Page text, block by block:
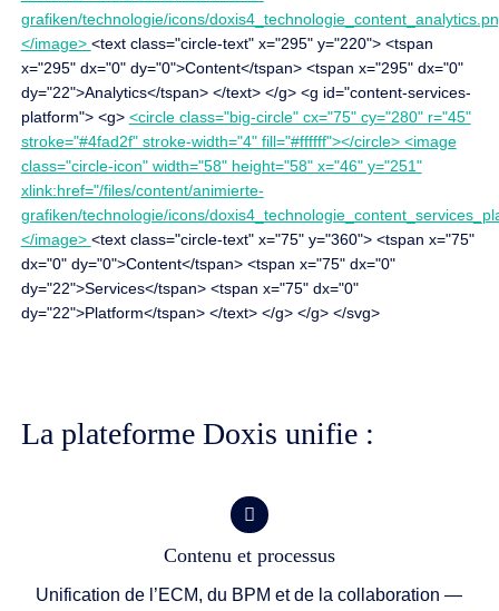
grafiken/technologie/icons/
</image> <text class="circle-text" x="295" y="220"> <tspan
x="295" dx="0" dy="0">Content</tspan> <tspan x="295" dx="0"
dy="22">Analytics</tspan> </text> </g> <g id="content-services-
platform"> <g> <circle class="big-circle" cx="75" cy="280" r="45"
stroke="#4fad2f" stroke-width="4" fill="#ffffff"></circle> <image
class="circle-icon" width="58" height="58" x="46" y="251"
xlink:href="/files/content/animierte-
grafiken/technologie/icons/
</image> <text class="circle-text" x="75" y="360"> <tspan x="75"
dx="0" dy="0">Content</tspan> <tspan x="75" dx="0"
dy="22">Services</tspan> <tspan x="75" dx="0"
dy="22">Platform</tspan> </text> </g> </g> </svg>
La plateforme Doxis unifie :
Contenu et processus
Unification de l’ECM, du BPM et de la collaboration —